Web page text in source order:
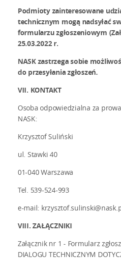
Podmioty zainteresowane
technicznym mogą nadsyłać
formularzu zgłoszeniowym
25.03.2022 r.
NASK zastrzega sobie
do przesyłania zgłoszeń.
VII. KONTAKT
Osoba odpowiedzialna za
NASK:
Krzysztof Suliński
ul. Stawki 40
01-040 Warszawa
Tel. 539-524-993
e-mail:
VIII. ZAŁĄCZNIKI
Załącznik nr 1 - Formularz
DIALOGU TECHNICZNYM